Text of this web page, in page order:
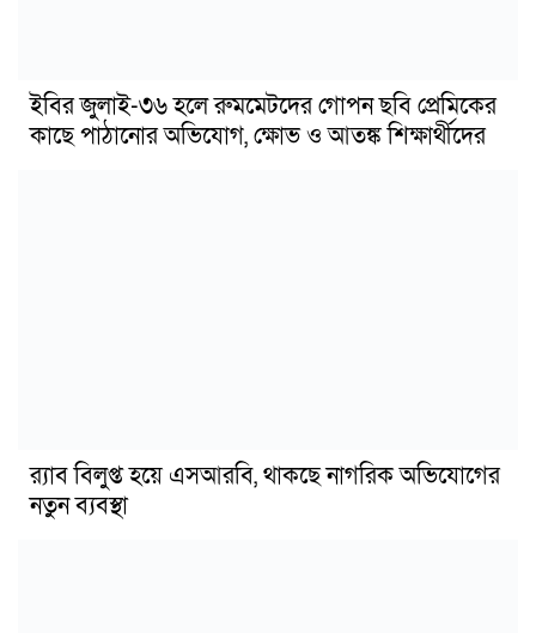
ইবির জুলাই-৩৬ হলে রুমমেটদের গোপন ছবি প্রেমিকের
কাছে পাঠানোর অভিযোগ, ক্ষোভ ও আতঙ্ক শিক্ষার্থীদের
র‍্যাব বিলুপ্ত হয়ে এসআরবি, থাকছে নাগরিক অভিযোগের
নতুন ব্যবস্থা